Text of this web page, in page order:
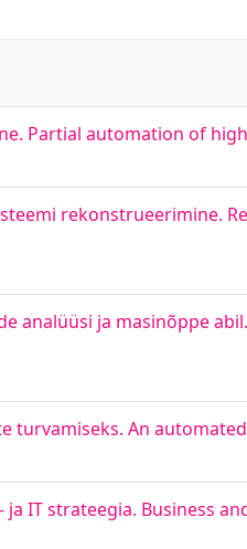
Partial automation of
rekonstrueerimine.
analüüsi ja masinõppe
turvamiseks. An
IT strateegia. Business